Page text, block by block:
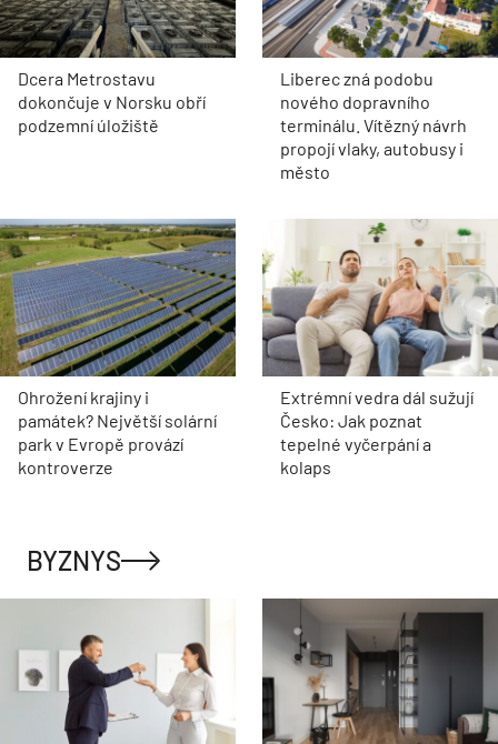
Dcera Metrostavu
dokončuje v Norsku obří
podzemní úložiště
Liberec zná podobu
nového dopravního
terminálu. Vítězný návrh
propojí vlaky, autobusy i
město
Ohrožení krajiny i
památek? Největší solární
park v Evropě provází
kontroverze
Extrémní vedra dál sužují
Česko: Jak poznat
tepelné vyčerpání a
kolaps
BYZNYS